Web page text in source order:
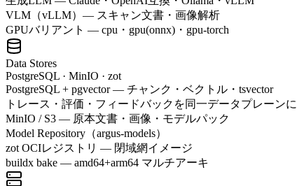
VLM（vLLM）— スキャン文書・画像解析
GPUバリアント — cpu・gpu(onnx)・gpu-torch
Data Stores
PostgreSQL · MinIO · zot
PostgreSQL + pgvector — チャンク・ベクトル・tsvector
トレース・評価・フィードバックを同一データプレーンに
MinIO / S3 — 原本文書・画像・モデルパック
Model Repository（argus-models）
zot OCIレジストリ — 閉域網イメージ
buildx bake — amd64+arm64 マルチアーキ